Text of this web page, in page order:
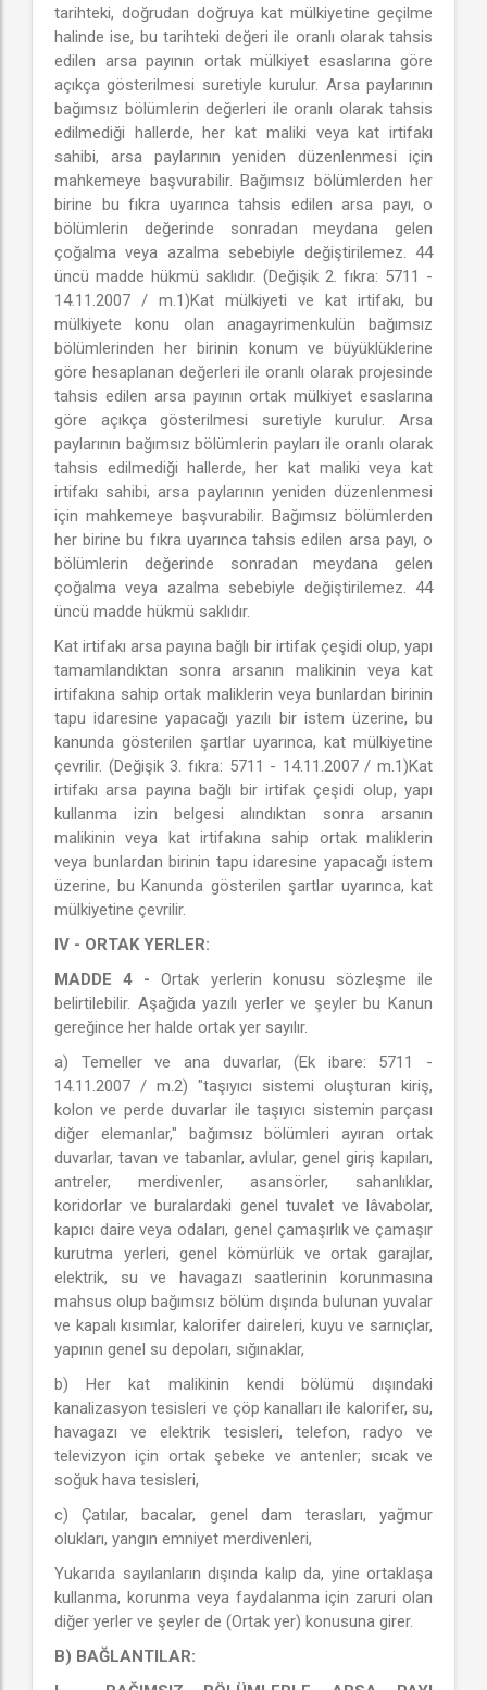
tarihteki, doğrudan doğruya kat mülkiyetine geçilme
halinde ise, bu tarihteki değeri ile oranlı olarak tahsis
edilen arsa payının ortak mülkiyet esaslarına göre
açıkça gösterilmesi suretiyle kurulur. Arsa paylarının
bağımsız bölümlerin değerleri ile oranlı olarak tahsis
edilmediği hallerde, her kat maliki veya kat irtifakı
sahibi, arsa paylarının yeniden düzenlenmesi için
mahkemeye başvurabilir. Bağımsız bölümlerden her
birine bu fıkra uyarınca tahsis edilen arsa payı, o
bölümlerin değerinde sonradan meydana gelen
çoğalma veya azalma sebebiyle değiştirilemez. 44
üncü madde hükmü saklıdır. (Değişik 2. fıkra: 5711 -
14.11.2007 / m.1)Kat mülkiyeti ve kat irtifakı, bu
mülkiyete konu olan anagayrimenkulün bağımsız
bölümlerinden her birinin konum ve büyüklüklerine
göre hesaplanan değerleri ile oranlı olarak projesinde
tahsis edilen arsa payının ortak mülkiyet esaslarına
göre açıkça gösterilmesi suretiyle kurulur. Arsa
paylarının bağımsız bölümlerin payları ile oranlı olarak
tahsis edilmediği hallerde, her kat maliki veya kat
irtifakı sahibi, arsa paylarının yeniden düzenlenmesi
için mahkemeye başvurabilir. Bağımsız bölümlerden
her birine bu fıkra uyarınca tahsis edilen arsa payı, o
bölümlerin değerinde sonradan meydana gelen
çoğalma veya azalma sebebiyle değiştirilemez. 44
üncü madde hükmü saklıdır.
Kat irtifakı arsa payına bağlı bir irtifak çeşidi olup, yapı
tamamlandıktan sonra arsanın malikinin veya kat
irtifakına sahip ortak maliklerin veya bunlardan birinin
tapu idaresine yapacağı yazılı bir istem üzerine, bu
kanunda gösterilen şartlar uyarınca, kat mülkiyetine
çevrilir. (Değişik 3. fıkra: 5711 - 14.11.2007 / m.1)Kat
irtifakı arsa payına bağlı bir irtifak çeşidi olup, yapı
kullanma izin belgesi alındıktan sonra arsanın
malikinin veya kat irtifakına sahip ortak maliklerin
veya bunlardan birinin tapu idaresine yapacağı istem
üzerine, bu Kanunda gösterilen şartlar uyarınca, kat
mülkiyetine çevrilir.
IV - ORTAK YERLER:
MADDE 4 - Ortak yerlerin konusu sözleşme ile
belirtilebilir. Aşağıda yazılı yerler ve şeyler bu Kanun
gereğince her halde ortak yer sayılır.
a) Temeller ve ana duvarlar, (Ek ibare: 5711 -
14.11.2007 / m.2) "taşıyıcı sistemi oluşturan kiriş,
kolon ve perde duvarlar ile taşıyıcı sistemin parçası
diğer elemanlar," bağımsız bölümleri ayıran ortak
duvarlar, tavan ve tabanlar, avlular, genel giriş kapıları,
antreler, merdivenler, asansörler, sahanlıklar,
koridorlar ve buralardaki genel tuvalet ve lâvabolar,
kapıcı daire veya odaları, genel çamaşırlık ve çamaşır
kurutma yerleri, genel kömürlük ve ortak garajlar,
elektrik, su ve havagazı saatlerinin korunmasına
mahsus olup bağımsız bölüm dışında bulunan yuvalar
ve kapalı kısımlar, kalorifer daireleri, kuyu ve sarnıçlar,
yapının genel su depoları, sığınaklar,
b) Her kat malikinin kendi bölümü dışındaki
kanalizasyon tesisleri ve çöp kanalları ile kalorifer, su,
havagazı ve elektrik tesisleri, telefon, radyo ve
televizyon için ortak şebeke ve antenler; sıcak ve
soğuk hava tesisleri,
c) Çatılar, bacalar, genel dam terasları, yağmur
olukları, yangın emniyet merdivenleri,
Yukarıda sayılanların dışında kalıp da, yine ortaklaşa
kullanma, korunma veya faydalanma için zaruri olan
diğer yerler ve şeyler de (Ortak yer) konusuna girer.
B) BAĞLANTILAR: